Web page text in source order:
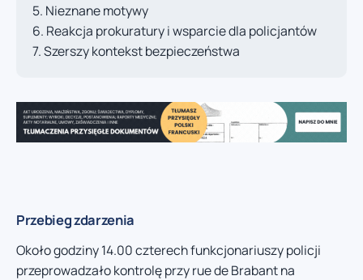
Nieznane motywy
Reakcja prokuratury i wsparcie dla policjantów
Szerszy kontekst bezpieczeństwa
Przebieg zdarzenia
Około godziny 14.00 czterech funkcjonariuszy policji
przeprowadzało kontrolę przy rue de Brabant na